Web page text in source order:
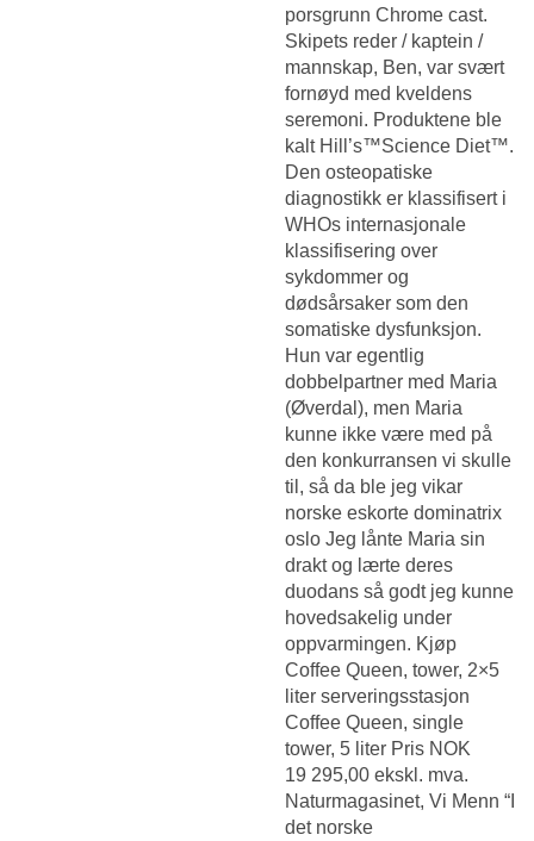
porsgrunn Chrome cast.
Skipets reder / kaptein /
mannskap, Ben, var svært
fornøyd med kveldens
seremoni. Produktene ble
kalt Hill’s™Science Diet™.
Den osteopatiske
diagnostikk er klassifisert i
WHOs internasjonale
klassifisering over
sykdommer og
dødsårsaker som den
somatiske dysfunksjon.
Hun var egentlig
dobbelpartner med Maria
(Øverdal), men Maria
kunne ikke være med på
den konkurransen vi skulle
til, så da ble jeg vikar
norske eskorte dominatrix
oslo Jeg lånte Maria sin
drakt og lærte deres
duodans så godt jeg kunne
hovedsakelig under
oppvarmingen. Kjøp
Coffee Queen, tower, 2×5
liter serveringsstasjon
Coffee Queen, single
tower, 5 liter Pris NOK
19 295,00 ekskl. mva.
Naturmagasinet, Vi Menn “I
det norske